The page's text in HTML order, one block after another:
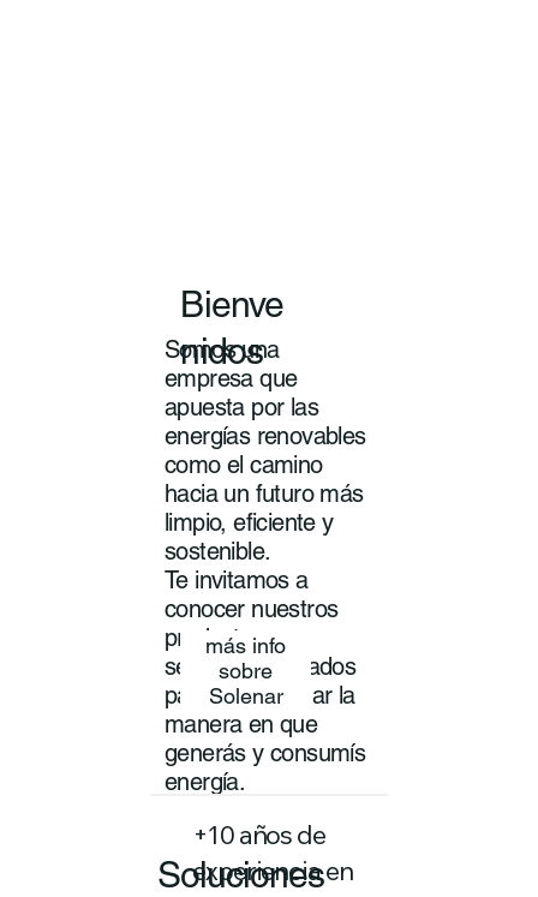
Bienve
nidos
Somos una
empresa que
apuesta por las
energías renovables
como el camino
hacia un futuro más
limpio, eficiente y
sostenible.
Te invitamos a
conocer nuestros
productos y
servicios pensados
para transformar la
manera en que
generás y consumís
energía.
más info
sobre
Solenar
Soluciones
+10 años de
experiencia en